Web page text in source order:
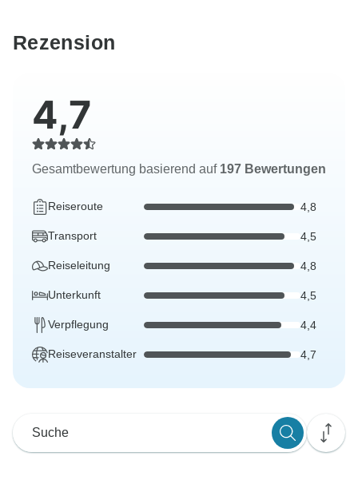
Rezension
4,7
Gesamtbewertung basierend auf 197 Bewertungen
Reiseroute 4,8
Transport 4,5
Reiseleitung 4,8
Unterkunft 4,5
Verpflegung 4,4
Reiseveranstalter 4,7